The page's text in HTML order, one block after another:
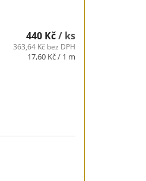
440 Kč/ ks
363,64 Kč bez DPH
Měrná
17,60 Kč / 1 m